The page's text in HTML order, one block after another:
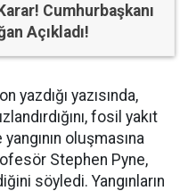
Cumhurbaşkanı
Açıkladı!
yazdığı yazısında,
fosil yakıt
oluşmasına
Stephen Pyne,
söyledi. Yangınların